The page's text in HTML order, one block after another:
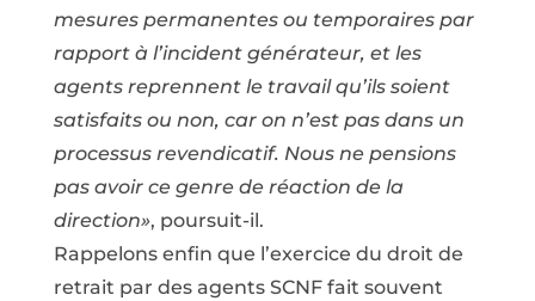
mesures permanentes ou temporaires par
rapport à l’incident générateur, et les
agents reprennent le travail qu’ils soient
satisfaits ou non, car on n’est pas dans un
processus revendicatif. Nous ne pensions
pas avoir ce genre de réaction de la
direction», poursuit-il.
Rappelons enfin que l’exercice du droit de
retrait par des agents SCNF fait souvent